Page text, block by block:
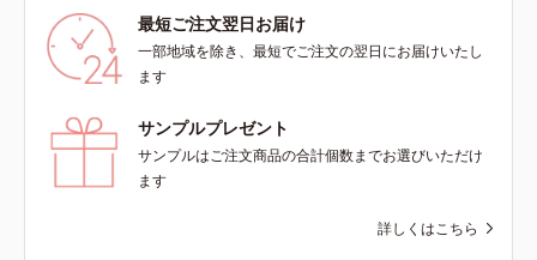
最短ご注文翌日お届け
一部地域を除き、最短でご注文の翌日にお届けいたし
ます
サンプルプレゼント
サンプルはご注文商品の合計個数までお選びいただけ
ます
詳しくはこちら